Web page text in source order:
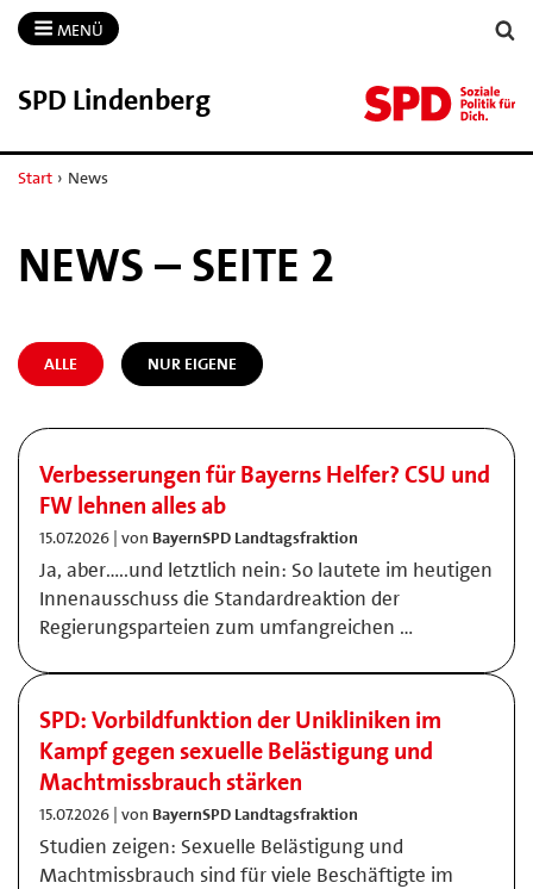
MENÜ
SPD Lindenberg
Start › News
NEWS – SEITE 2
ALLE NUR EIGENE
Verbesserungen für Bayerns Helfer? CSU und
FW lehnen alles ab
15.07.2026 | von BayernSPD Landtagsfraktion
Ja, aber…..und letztlich nein: So lautete im heutigen
Innenausschuss die Standardreaktion der
Regierungsparteien zum umfangreichen …
SPD: Vorbildfunktion der Unikliniken im
Kampf gegen sexuelle Belästigung und
Machtmissbrauch stärken
15.07.2026 | von BayernSPD Landtagsfraktion
Studien zeigen: Sexuelle Belästigung und
Machtmissbrauch sind für viele Beschäftigte im